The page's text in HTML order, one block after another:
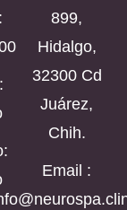
899,
Hidalgo,
32300 Cd
Juárez,
Chih.
Email :